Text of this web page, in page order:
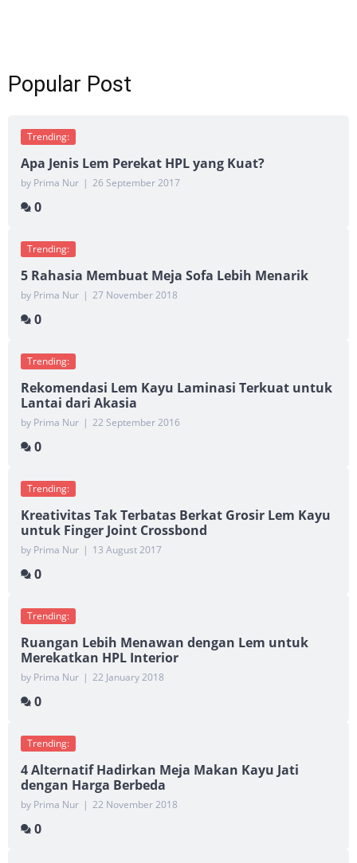
Popular Post
Trending:
Apa Jenis Lem Perekat HPL yang Kuat?
by Prima Nur | 26 September 2017
0
Trending:
5 Rahasia Membuat Meja Sofa Lebih Menarik
by Prima Nur | 27 November 2018
0
Trending:
Rekomendasi Lem Kayu Laminasi Terkuat untuk
Lantai dari Akasia
by Prima Nur | 22 September 2016
0
Trending:
Kreativitas Tak Terbatas Berkat Grosir Lem Kayu
untuk Finger Joint Crossbond
by Prima Nur | 13 August 2017
0
Trending:
Ruangan Lebih Menawan dengan Lem untuk
Merekatkan HPL Interior
by Prima Nur | 22 January 2018
0
Trending:
4 Alternatif Hadirkan Meja Makan Kayu Jati
dengan Harga Berbeda
by Prima Nur | 22 November 2018
0